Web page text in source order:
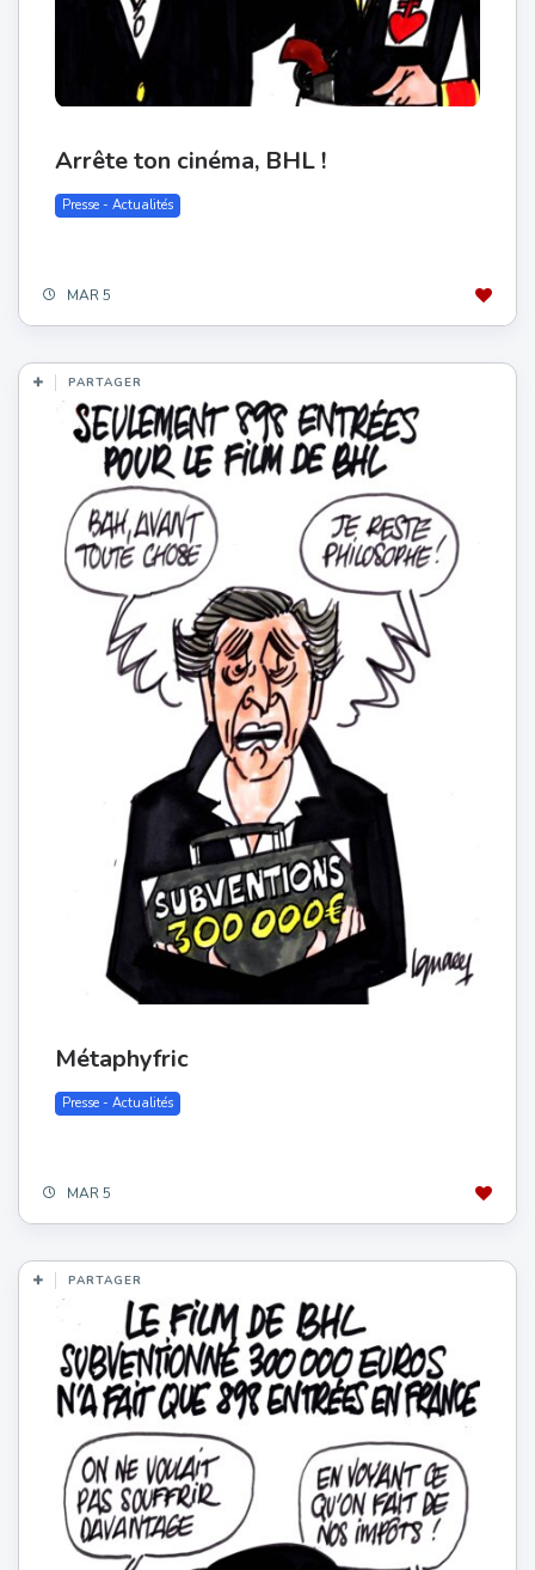
Arrête ton cinéma, BHL !
Presse - Actualités
MAR 5
PARTAGER
Métaphyfric
Presse - Actualités
MAR 5
PARTAGER